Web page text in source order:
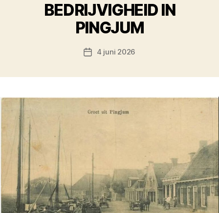
BEDRIJVIGHEID IN
PINGJUM
Berichtdatum
4 juni 2026